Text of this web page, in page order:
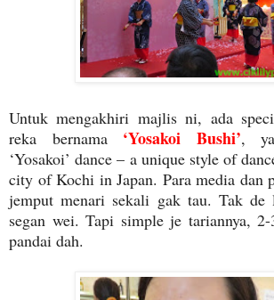
Untuk mengakhiri majlis ni, ada
reka bernama ‘Yosakoi Bushi’,
‘Yosakoi’ dance – a unique style of
city of Kochi in Japan. Para media dan
jemput menari sekali gak tau. Tak
segan wei. Tapi simple je tariannya,
pandai dah.